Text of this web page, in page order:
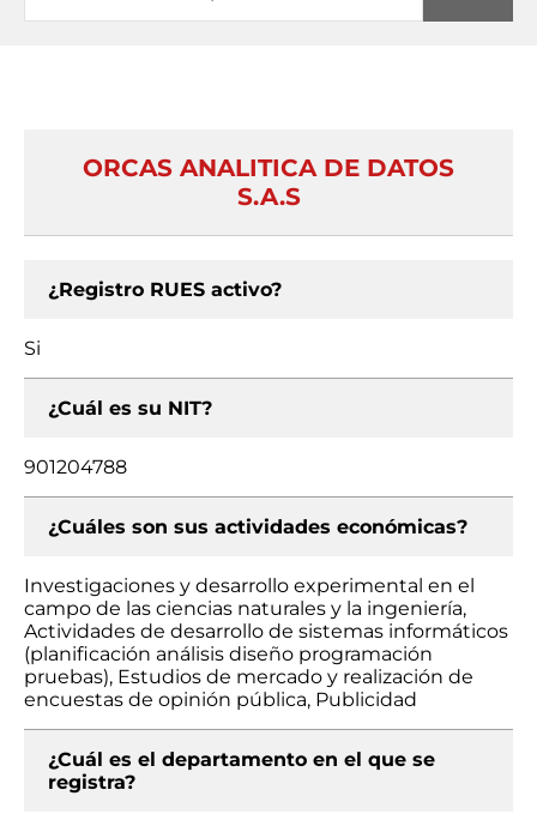
ORCAS ANALITICA DE DATOS
S.A.S
¿Registro RUES activo?
Si
¿Cuál es su NIT?
901204788
¿Cuáles son sus actividades económicas?
Investigaciones y desarrollo experimental en el
campo de las ciencias naturales y la ingeniería,
Actividades de desarrollo de sistemas informáticos
(planificación análisis diseño programación
pruebas), Estudios de mercado y realización de
encuestas de opinión pública, Publicidad
¿Cuál es el departamento en el que se
registra?